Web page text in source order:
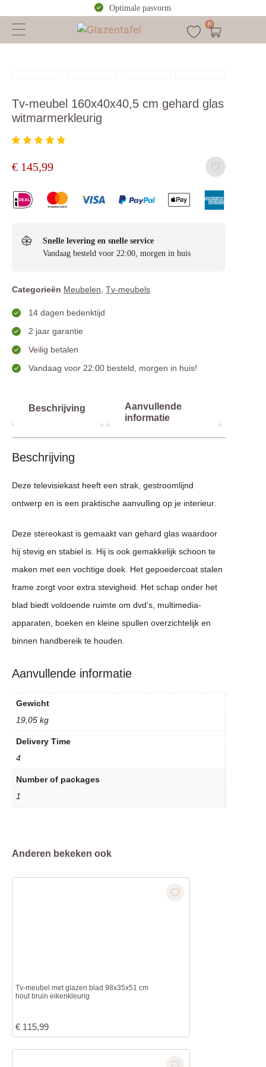
Optimale pasvorm
0
Tv-meubel 160x40x40,5 cm gehard glas
witmarmerkleurig
€ 145,99
Snelle levering en snelle service
Vandaag besteld voor 22:00, morgen in huis
Categorieën Meubelen Tv-meubels
14 dagen bedenktijd
2 jaar garantie
Veilig betalen
Vandaag voor 22:00 besteld, morgen in huis!
Beschrijving
Aanvullende
informatie
Beschrijving
Deze televisiekast heeft een strak, gestroomlijnd
ontwerp en is een praktische aanvulling op je interieur.
Deze stereokast is gemaakt van gehard glas waardoor
hij stevig en stabiel is. Hij is ook gemakkelijk schoon te
maken met een vochtige doek. Het gepoedercoat stalen
frame zorgt voor extra stevigheid. Het schap onder het
blad biedt voldoende ruimte om dvd’s, multimedia-
apparaten, boeken en kleine spullen overzichtelijk en
binnen handbereik te houden.
Aanvullende informatie
Gewicht
19,05 kg
Delivery Time
4
Number of packages
1
Anderen bekeken ook
Tv-meubel met glazen blad 98x35x51 cm
hout bruin eikenkleurig
€ 115,99